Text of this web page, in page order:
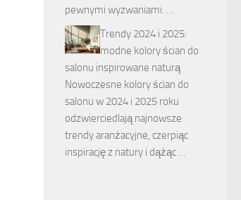
pewnymi wyzwaniami. …
Trendy 2024 i 2025:
modne kolory ścian do
salonu inspirowane naturą
Nowoczesne kolory ścian do
salonu w 2024 i 2025 roku
odzwierciedlają najnowsze
trendy aranżacyjne, czerpiąc
inspirację z natury i dążąc …